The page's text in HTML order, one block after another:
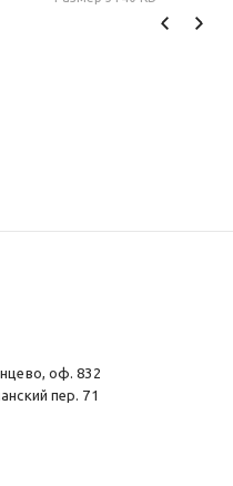
оф. 832
пер. 71